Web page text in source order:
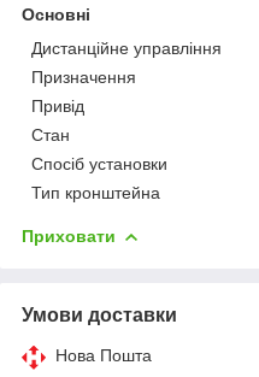
Основні
Дистанційне управління
Призначення
Привід
Стан
Спосіб установки
Тип кронштейна
Приховати
Умови доставки
Нова Пошта